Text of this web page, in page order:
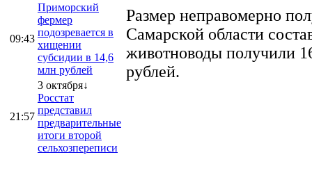
09:43
Приморский
фермер
подозревается в
хищении
субсидии в 14,6
млн рублей
21:57
3 октября↓
Росстат
представил
предварительные
итоги второй
сельхозпереписи
Размер неправомерно
Самарской области
животноводы получили
рублей.